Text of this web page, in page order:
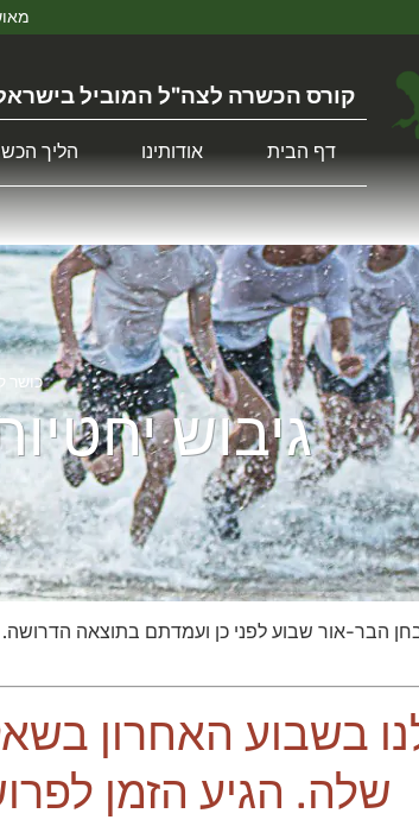
קורס הכשרה לצה"ל המוביל
דף הבית אודותינו הליך
כושר
גיבוש
הבר-אור שבוע לפני כן ועמדתם בתוצאה הדרושה.
בשבוע האחרון
שלה. הגיע הזמן